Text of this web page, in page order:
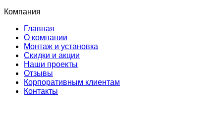
Компания
Главная
О компании
Монтаж и установка
Скидки и акции
Наши проекты
Отзывы
Корпоративным клиентам
Контакты